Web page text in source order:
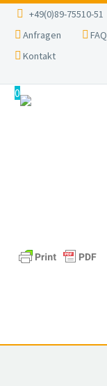
+49(0)89-75510-51
Anfragen
FAQ
Kontakt
0